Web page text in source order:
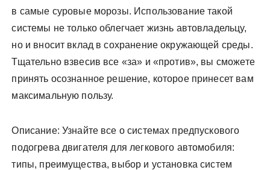
в самые суровые морозы. Использование такой
системы не только облегчает жизнь автовладельцу,
но и вносит вклад в сохранение окружающей среды.
Тщательно взвесив все «за» и «против», вы сможете
принять осознанное решение, которое принесет вам
максимальную пользу.
Описание: Узнайте все о системах предпускового
подогрева двигателя для легкового автомобиля:
типы, преимущества, выбор и установка систем